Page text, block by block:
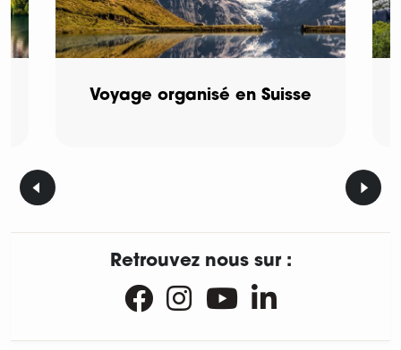
Voyage organisé en Suisse
Retrouvez nous sur :